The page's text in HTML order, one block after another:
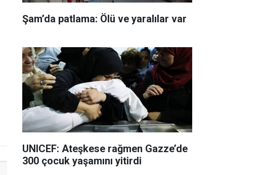
Şam’da patlama: Ölü ve yaralılar var
UNICEF: Ateşkese rağmen Gazze’de
300 çocuk yaşamını yitirdi